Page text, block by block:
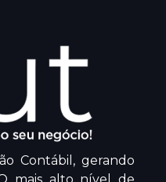
Contábil, gerando